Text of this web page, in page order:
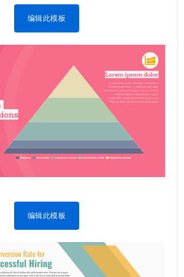
编辑此模板
编辑此模板